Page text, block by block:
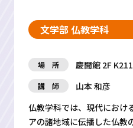
文学部 仏教学科
場 所 慶聞館 2F
講 師
山本 和彦
仏教学科では、現代におけ
アの諸地域に伝播した仏教